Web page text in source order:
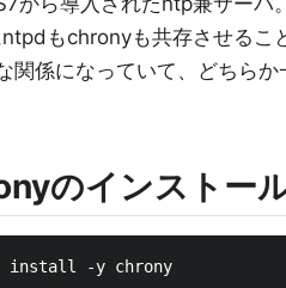
もchronyも共存させるこ
関係になっていて、どちらか
のインストー